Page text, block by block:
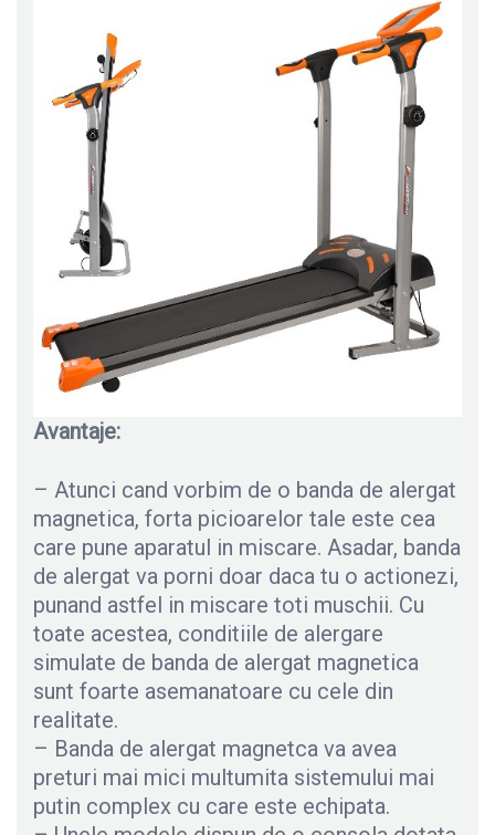
Avantaje:
– Atunci cand vorbim de o banda de alergat
magnetica, forta picioarelor tale este cea
care pune aparatul in miscare. Asadar, banda
de alergat va porni doar daca tu o actionezi,
punand astfel in miscare toti muschii. Cu
toate acestea, conditiile de alergare
simulate de banda de alergat magnetica
sunt foarte asemanatoare cu cele din
realitate.
– Banda de alergat magnetca va avea
preturi mai mici multumita sistemului mai
putin complex cu care este echipata.